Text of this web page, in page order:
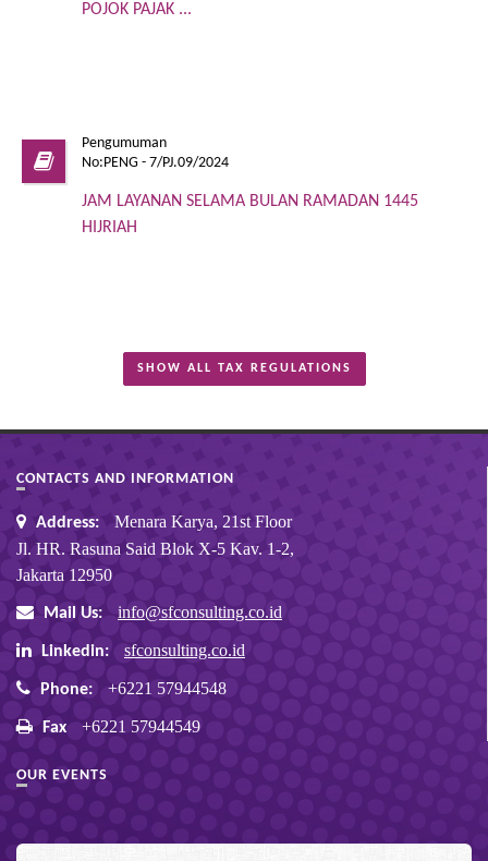
POJOK PAJAK ...
Pengumuman
No:PENG - 7/PJ.09/2024
JAM LAYANAN SELAMA BULAN RAMADAN 1445
HIJRIAH
SHOW ALL TAX REGULATIONS
CONTACTS AND INFORMATION
Address:
Menara Karya, 21st Floor
Jl. HR. Rasuna Said Blok X-5 Kav. 1-2,
Jakarta 12950
Mail Us: info@sfconsulting.co.id
Linkedin: sfconsulting.co.id
Phone: +6221 57944548
Fax +6221 57944549
OUR EVENTS